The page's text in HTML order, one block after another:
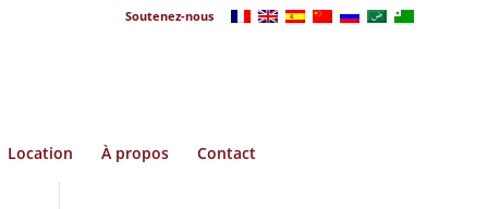
Soutenez-nous
Location À propos Contact